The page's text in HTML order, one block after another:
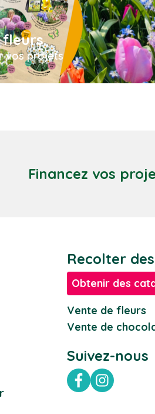
fleurs
vos projets
Financez vos
Recolter
Obtenir des
Vente de fleurs
Vente de
Suivez-nous
FacebookInstagram